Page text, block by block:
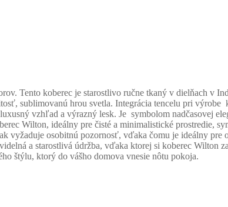
Tento koberec je starostlivo ručne tkaný v dielňach v
sublimovanú hrou svetla. Integrácia tencelu pri výrobe
vzhľad a výrazný lesk. Je symbolom nadčasovej
Wilton, ideálny pre čisté a minimalistické prostredie,
vyžaduje osobitnú pozornosť, vďaka čomu je ideálny pre
a starostlivá údržba, vďaka ktorej si koberec Wilton
štýlu, ktorý do vášho domova vnesie nôtu pokoja.